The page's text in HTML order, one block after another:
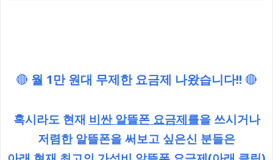
🔴 월 1만 원대 무제한 요금제 나왔습니다!! 🔴
혹시라도 현재 비싼 알뜰폰 요금제를을 쓰시거나
저렴한 알뜰폰을 써보고 싶은신 분들은